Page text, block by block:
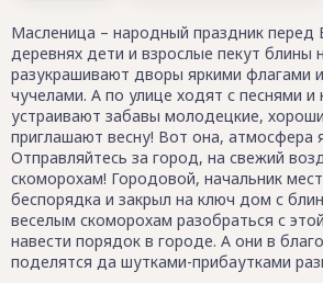
Масленица – народный праздник перед
деревнях дети и взрослые пекут блины
разукрашивают дворы яркими флагами
чучелами. А по улице ходят с песнями и
устраивают забавы молодецкие,
приглашают весну! Вот она, атмосфера
Отправляйтесь за город, на свежий
скоморохам! Городовой, начальник
беспорядка и закрыл на ключ дом с
веселым скоморохам разобраться с
навести порядок в городе. А они в
поделятся да шутками-прибаутками